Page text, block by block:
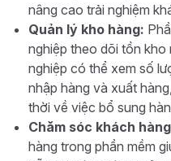
nâng cao trải nghiệm
Quản lý kho hàng:
nghiệp theo dõi tồn
nghiệp có thể xem số
nhập hàng và xuất
thời về việc bổ sung
Chăm sóc khách
hàng trong phần mềm